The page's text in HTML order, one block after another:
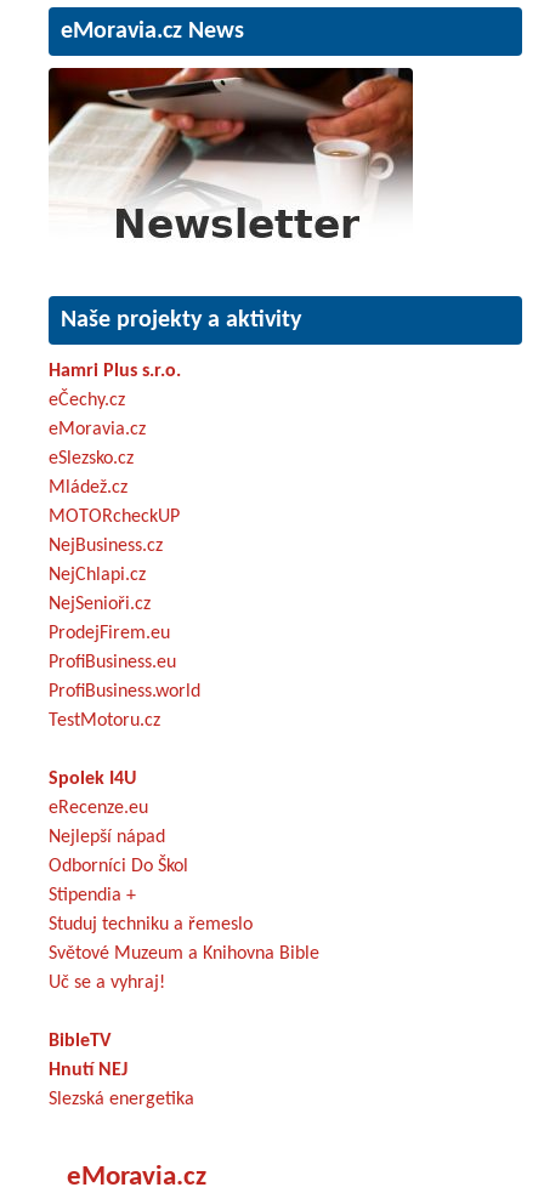
eMoravia.cz News
Naše projekty a aktivity
Hamri Plus s.r.o.
eČechy.cz
eMoravia.cz
eSlezsko.cz
Mládež.cz
MOTORcheckUP
NejBusiness.cz
NejChlapi.cz
NejSenioři.cz
ProdejFirem.eu
ProfiBusiness.eu
ProfiBusiness.world
TestMotoru.cz
Spolek I4U
eRecenze.eu
Nejlepší nápad
Odborníci Do Škol
Stipendia +
Studuj techniku a řemeslo
Světové Muzeum a Knihovna Bible
Uč se a vyhraj!
BibleTV
Hnutí NEJ
Slezská energetika
eMoravia.cz